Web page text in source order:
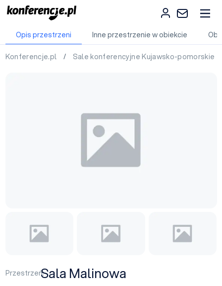
Opis przestrzeni Inne przestrzenie w obiekcie
Konferencje.pl / Sale konferencyjne Kujawsko-pomorskie
Przestrzeń:Sala Malinowa